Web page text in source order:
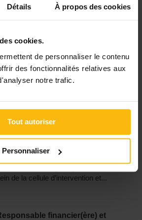
Détails À propos des cookies
cookies.
de personnaliser le contenu
des fonctionnalités relatives aux
notre trafic.
Tout autoriser
Personnaliser
Educateur(trice) spécialisé(e) Uccle
- IRSA asbl
POUR SON CENTRE
POUR ENFANTS
et Non Scolarisés UN
de Prévention du Suicide
de la cellule d’intervention et...
financier(ère) et